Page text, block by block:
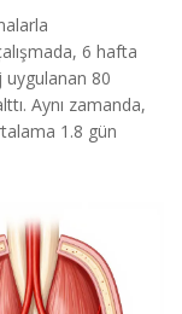
6 hafta
80
Aynı zamanda,
1.8 gün